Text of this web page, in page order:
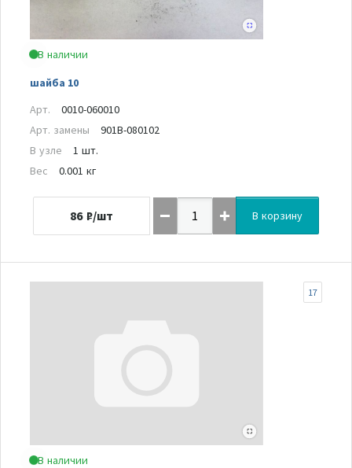
В наличии
шайба 10
Арт.
0010-060010
Арт. замены
901B-080102
В узле
1 шт.
Вес
0.001 кг
86 ₽/шт В корзину
В наличии
17